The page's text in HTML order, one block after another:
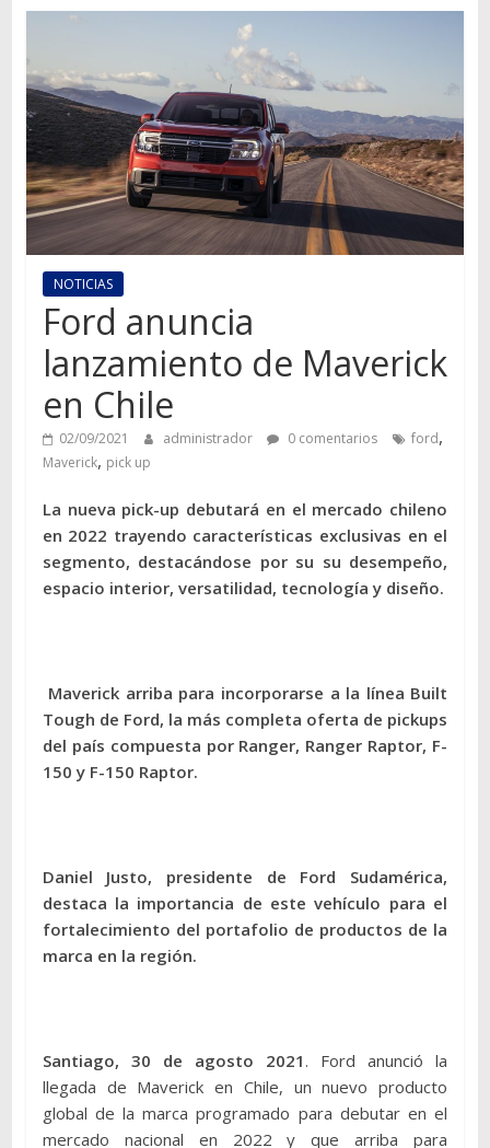
Autos,
motos,
información
del
mundo
del
transporte
NOTICIAS
Ford anuncia
lanzamiento de Maverick
en Chile
02/09/2021 administrador 0 comentarios ford,
Maverick, pick up
La nueva pick-up debutará en el mercado chileno
en 2022 trayendo características exclusivas en el
segmento, destacándose por su su desempeño,
espacio interior, versatilidad, tecnología y diseño.
Maverick arriba para incorporarse a la línea Built
Tough de Ford, la más completa oferta de pickups
del país compuesta por Ranger, Ranger Raptor, F-
150 y F-150 Raptor.
Daniel Justo, presidente de Ford Sudamérica,
destaca la importancia de este vehículo para el
fortalecimiento del portafolio de productos de la
marca en la región.
Santiago, 30 de agosto 2021 . Ford anunció la
llegada de Maverick en Chile, un nuevo producto
global de la marca programado para debutar en el
mercado nacional en 2022 y que arriba para